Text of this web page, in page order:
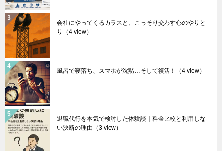
会社にやってくるカラスと、こっそり交わす心のやりと
り
（4 view）
風呂で寝落ち、スマホが沈黙…そして復活！ （4 view）
退職代行を本気で検討した体験談｜料金比較と利用しな
い決断の理由 （3 view）